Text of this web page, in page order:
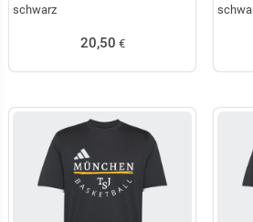
schwarz
20,50 €